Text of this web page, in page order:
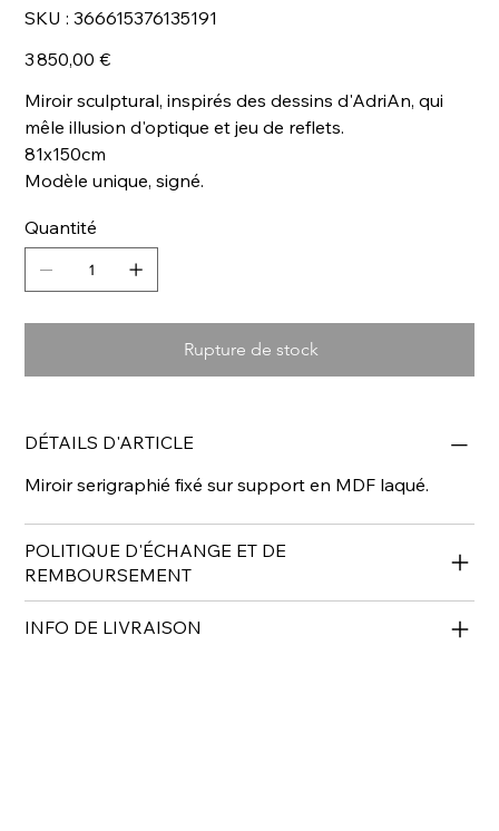
SKU : SKU
366615376135191
366615376135191
Prix
3 850,00 €
Miroir sculptural, inspirés des dessins d'AdriAn, qui
mêle illusion d'optique et jeu de reflets.
81x150cm
Modèle unique, signé.
Quantité
Rupture de stock
DÉTAILS D'ARTICLE
Miroir serigraphié fixé sur support en MDF laqué.
POLITIQUE D'ÉCHANGE ET DE
REMBOURSEMENT
INFO DE LIVRAISON